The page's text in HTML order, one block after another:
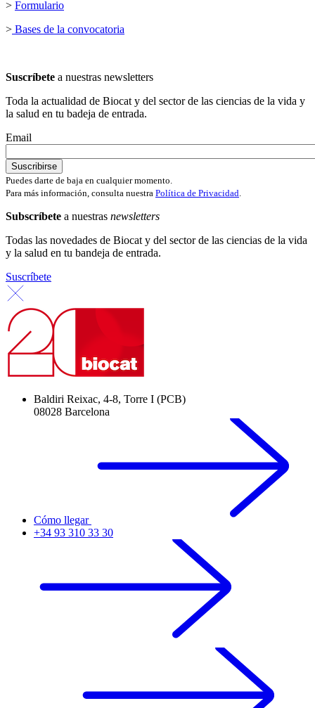
> Formulario
> Bases de la convocatoria
Suscríbete a nuestras newsletters
Toda la actualidad de Biocat y del sector de las ciencias de la vida y
la salud en tu badeja de entrada.
Email
Puedes darte de baja en cualquier momento.
Para más información, consulta nuestra Política de Privacidad.
Subscríbete a nuestras newsletters
Todas las novedades de Biocat y del sector de las ciencias de la vida
y la salud en tu bandeja de entrada.
Suscríbete
Baldiri Reixac, 4-8, Torre I (PCB)
08028 Barcelona
Cómo llegar
+34 93 310 33 30